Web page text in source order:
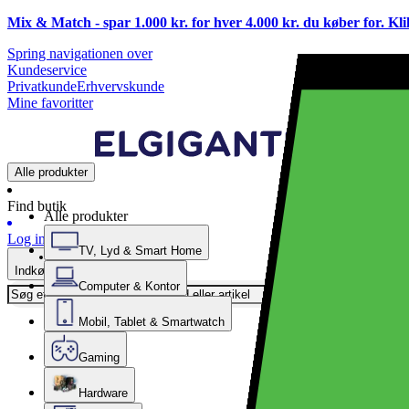
Mix & Match - spar 1.000 kr. for hver 4.000 kr. du køber for.
Spring navigationen over
Kundeservice
PrivatkundeErhvervskunde
Mine favoritter
Alle produkter
Find butik
Log ind
Indkøbskurv
Alle produkter
TV, Lyd & Smart Home
Computer & Kontor
Mobil, Tablet & Smartwatch
Gaming
Hardware